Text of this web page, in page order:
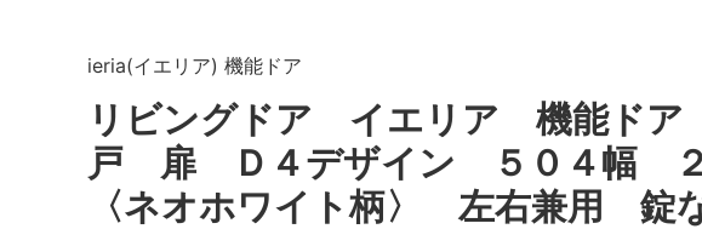
ieria(イエリア) 機能ドア
リビングドア イエリア 機能ドア
戸 扉 Ｄ４デザイン ５０４幅
〈ネオホワイト柄〉 左右兼用 錠